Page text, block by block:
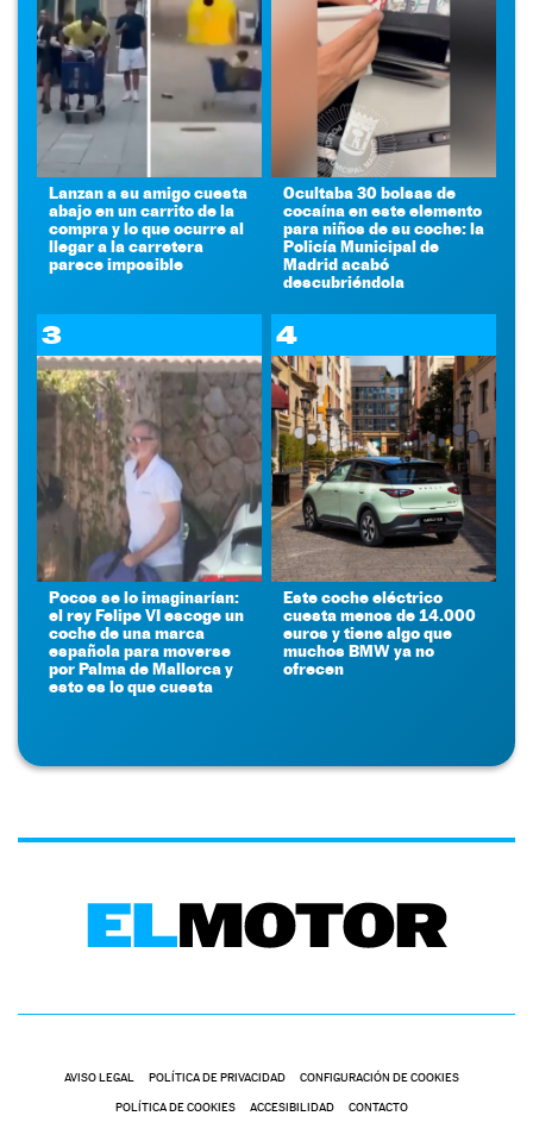
Lanzan a su amigo cuesta
abajo en un carrito de la
compra y lo que ocurre al
llegar a la carretera
parece imposible
Ocultaba 30 bolsas de
cocaína en este elemento
para niños de su coche: la
Policía Municipal de
Madrid acabó
descubriéndola
3
Pocos se lo imaginarían:
el rey Felipe VI escoge un
coche de una marca
española para moverse
por Palma de Mallorca y
esto es lo que cuesta
4
Este coche eléctrico
cuesta menos de 14.000
euros y tiene algo que
muchos BMW ya no
ofrecen
AVISO LEGAL POLÍTICA DE PRIVACIDAD CONFIGURACIÓN DE COOKIES
POLÍTICA DE COOKIES ACCESIBILIDAD CONTACTO